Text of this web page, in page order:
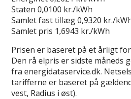
Staten 0,0100 kr./kWh
Samlet fast tillæg0,9320 kr./
Samlet pris 1,6943 kr./kWh
Prisen er baseret på et årligt
Den rå elpris er sidste måneds
fra energidataservice.dk.
tarifferne er baseret på
vest, Radius i øst).